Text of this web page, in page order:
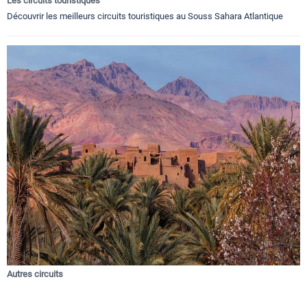
Découvrir les meilleurs circuits touristiques au Souss Sahara Atlantique
Autres circuits